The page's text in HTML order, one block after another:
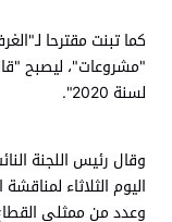
كما تبنت مقترحا
"مشروعات"، ليصبح
لسنة 2020".
وقال رئيس اللجنة
اليوم الثلاثاء
وعدد من ممثلي